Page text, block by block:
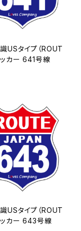
USタイプ（ROUT
ッカー 641号線
USタイプ（ROUT
ッカー 643号線